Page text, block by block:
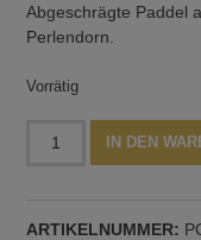
Abgeschrägte Paddel
Perlendorn.
Vorrätig
IN DEN
ARTIKELNUMMER: